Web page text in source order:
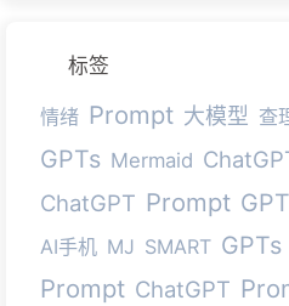
标签
情绪 Prompt 大模型 查
GPTs Mermaid
ChatGPT Prompt
AI手机 MJ SMART GPTs
Prompt ChatGPT